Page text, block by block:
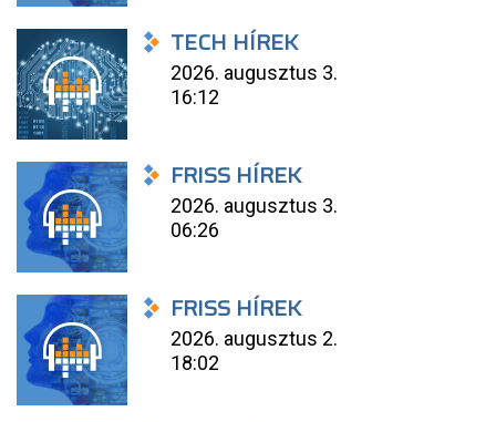
TECH HÍREK
2026. augusztus 3.
16:12
FRISS HÍREK
2026. augusztus 3.
06:26
FRISS HÍREK
2026. augusztus 2.
18:02